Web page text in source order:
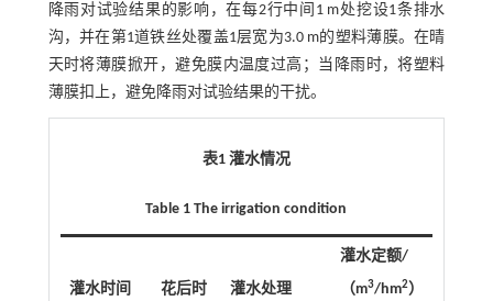
降雨对试验结果的影响，在每2行中间1 m处挖设1条排水
沟，并在第1道铁丝处覆盖1层宽为3.0 m的塑料薄膜。在晴
天时将薄膜掀开，避免膜内温度过高；当降雨时，将塑料
薄膜扣上，避免降雨对试验结果的干扰。
表1 灌水情况
Table 1 The irrigation condition
灌水时间
花后时
灌水处理
灌水定额/
（m3/hm2）